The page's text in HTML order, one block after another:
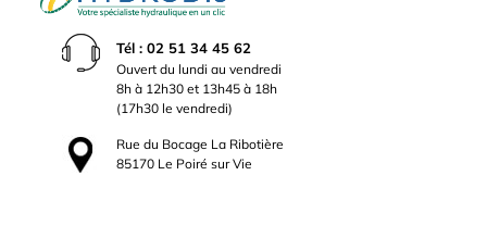
Tél : 02 51 34 45 62
Ouvert du lundi au vendredi
8h à 12h30 et 13h45 à 18h
(17h30 le vendredi)
Rue du Bocage La Ribotière
85170 Le Poiré sur Vie